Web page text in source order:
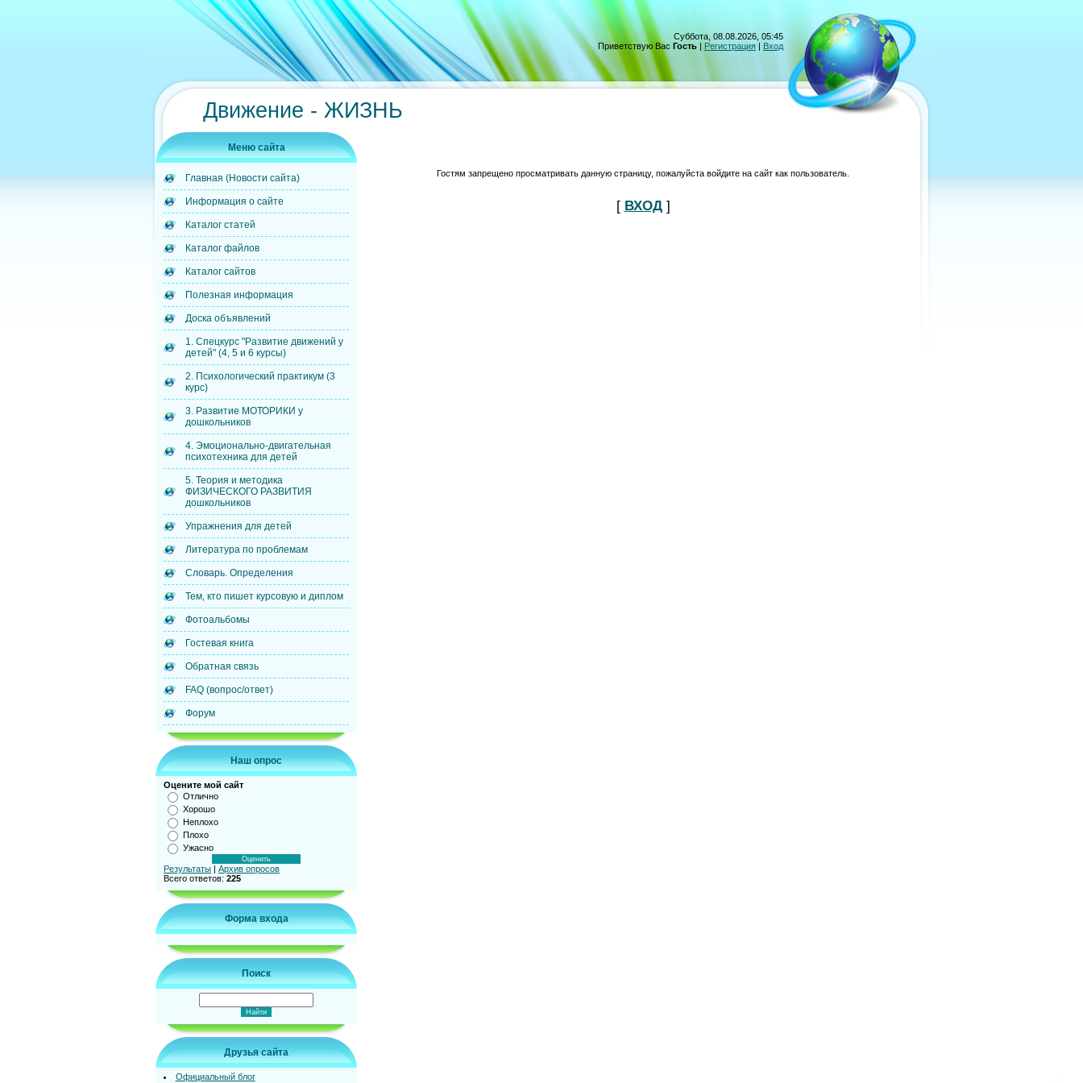
Суббота, 08.08.2026, 05:45
Приветствую Вас Гость | Регистрация | Вход
Движение - ЖИЗНЬ
Меню сайта
Главная (Новости сайта)
Информация о сайте
Каталог статей
Каталог файлов
Каталог сайтов
Полезная информация
Доска объявлений
1. Спецкурс "Развитие движений у
детей" (4, 5 и 6 курсы)
2. Психологический практикум (3
курс)
3. Развитие МОТОРИКИ у
дошкольников
4. Эмоционально-двигательная
психотехника для детей
5. Теория и методика
ФИЗИЧЕСКОГО РАЗВИТИЯ
дошкольников
Упражнения для детей
Литература по проблемам
Словарь. Определения
Тем, кто пишет курсовую и диплом
Фотоальбомы
Гостевая книга
Обратная связь
FAQ (вопрос/ответ)
Форум
Наш опрос
Оцените мой сайт
Отлично
Хорошо
Неплохо
Плохо
Ужасно
Результаты | Архив опросов
Всего ответов: 225
Форма входа
Поиск
Друзья сайта
Официальный блог
Гостям запрещено просматривать данную страницу, пожалуйста войдите на сайт как пользователь.
[ ВХОД]